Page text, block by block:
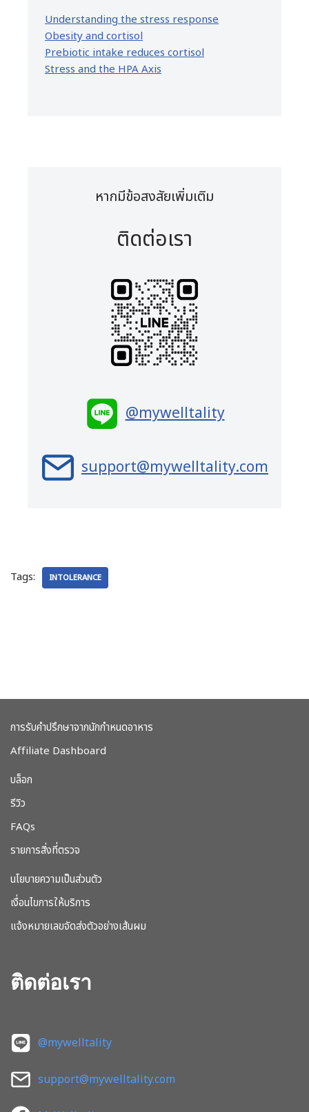
Understanding the stress response
Obesity and cortisol
Prebiotic intake reduces cortisol
Stress and the HPA Axis
หากมีข้อสงสัยเพิ่มเติม
ติดต่อเรา
@mywelltality
support@mywelltality.com
Tags: INTOLERANCE
การรับคำปรึกษาจากนักกำหนดอาหาร
Affiliate Dashboard
บล็อก
รีวิว
FAQs
รายการสิ่งที่ตรวจ
นโยบายความเป็นส่วนตัว
เงื่อนไขการให้บริการ
แจ้งหมายเลขจัดส่งตัวอย่างเส้นผม
ติดต่อเรา
@mywelltality
support@mywelltality.com